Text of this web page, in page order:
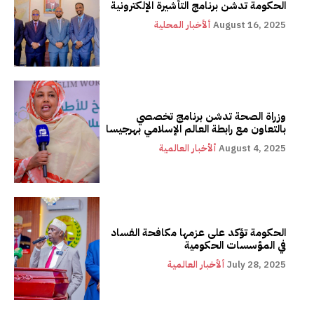
الحكومة تدشن برنامج التأشيرة الإلكترونية
ألأخبار المحلية August 16, 2025
وزراة الصحة تدشن برنامج تخصصي
بالتعاون مع رابطة العالم الإسلامي بهرجيسا
ألأخبار العالمية August 4, 2025
الحكومة تؤكد على عزمها مكافحة الفساد
في المؤسسات الحكومية
ألأخبار العالمية July 28, 2025